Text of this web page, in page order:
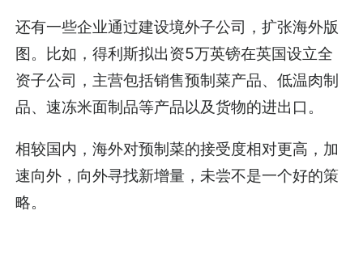
还有一些企业通过建设境外子公司，扩张海外版
图。比如，得利斯拟出资5万英镑在英国设立全
资子公司，主营包括销售预制菜产品、低温肉制
品、速冻米面制品等产品以及货物的进出口。
相较国内，海外对预制菜的接受度相对更高，加
速向外，向外寻找新增量，未尝不是一个好的策
略。